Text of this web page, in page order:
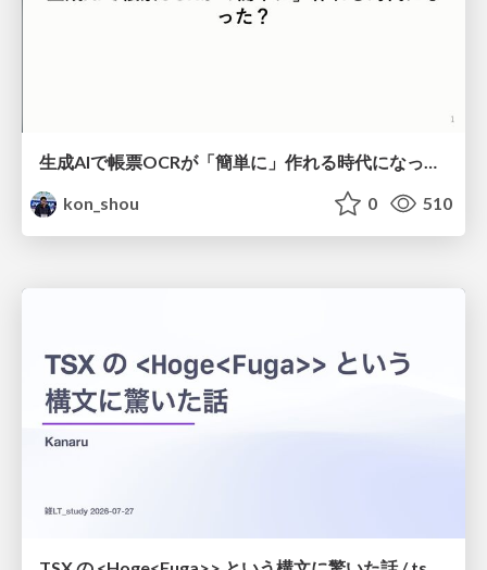
生成AIで帳票OCRが「簡単に」作れる時代になった？
kon_shou
0 510